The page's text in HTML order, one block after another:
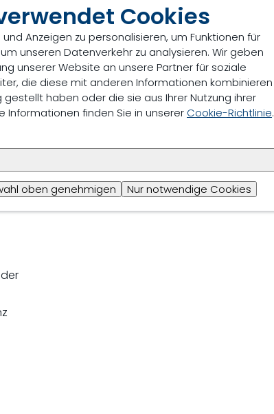
Cookies
Anzeigen zu personalisieren, um Funktionen für
unseren Datenverkehr zu analysieren. Wir geben
unserer Website an unsere Partner für soziale
die diese mit anderen Informationen kombinieren
gestellt haben oder die sie aus Ihrer Nutzung ihrer
finden Sie in unserer Cookie-Richtlinie.
oben genehmigen Nur notwendige Cookies